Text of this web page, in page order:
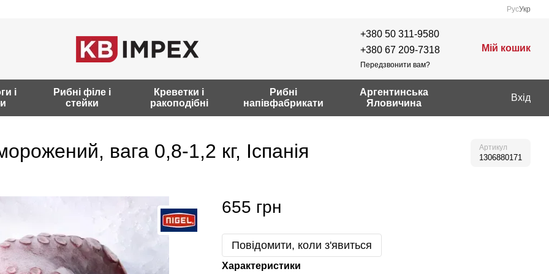
РусУкр
+380 50 311-9580
+380 67 209-7318
Передзвонити вам?
Мій кошик
і
Рибні філе і
стейки
Креветки і
ракоподібні
Рибні
напівфабрикати
Аргентинська
Яловичина
Вхід
вага 0,8-1,2 кг, Іспанія Артикул
1306880171
655 грн
Повідомити, коли з'явиться
Характеристики